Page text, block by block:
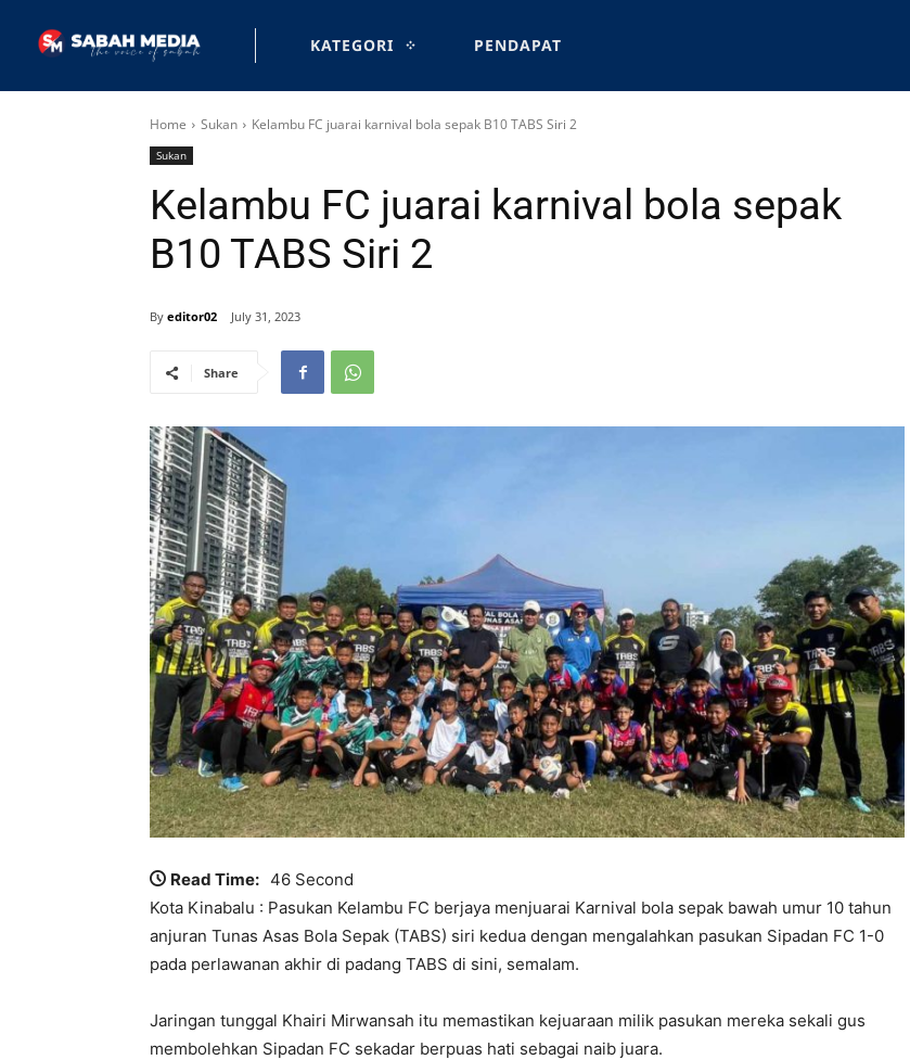
KATEGORI PENDAPAT
Home Sukan Kelambu FC juarai karnival bola sepak B10 TABS Siri 2
Sukan
Kelambu FC juarai karnival bola sepak
B10 TABS Siri 2
By editor02 July 31, 2023
Share
Read Time: 46 Second
Kota Kinabalu : Pasukan Kelambu FC berjaya menjuarai Karnival bola sepak bawah umur 10 tahun
anjuran Tunas Asas Bola Sepak (TABS) siri kedua dengan mengalahkan pasukan Sipadan FC 1-0
pada perlawanan akhir di padang TABS di sini, semalam.
Jaringan tunggal Khairi Mirwansah itu memastikan kejuaraan milik pasukan mereka sekali gus
membolehkan Sipadan FC sekadar berpuas hati sebagai naib juara.